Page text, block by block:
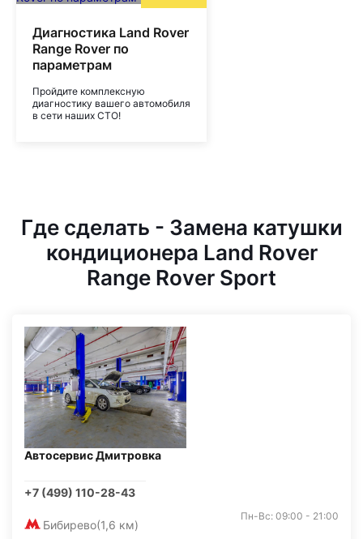
Диагностика Land Rover
Range Rover по
параметрам
Пройдите комплексную
диагностику вашего автомобиля
в сети наших СТО!
Где сделать - Замена катушки
кондиционера Land Rover
Range Rover Sport
Автосервис Дмитровка
+7 (499) 110-28-43
Бибирево(1,6 км)
Пн-Вс: 09:00 - 21:00